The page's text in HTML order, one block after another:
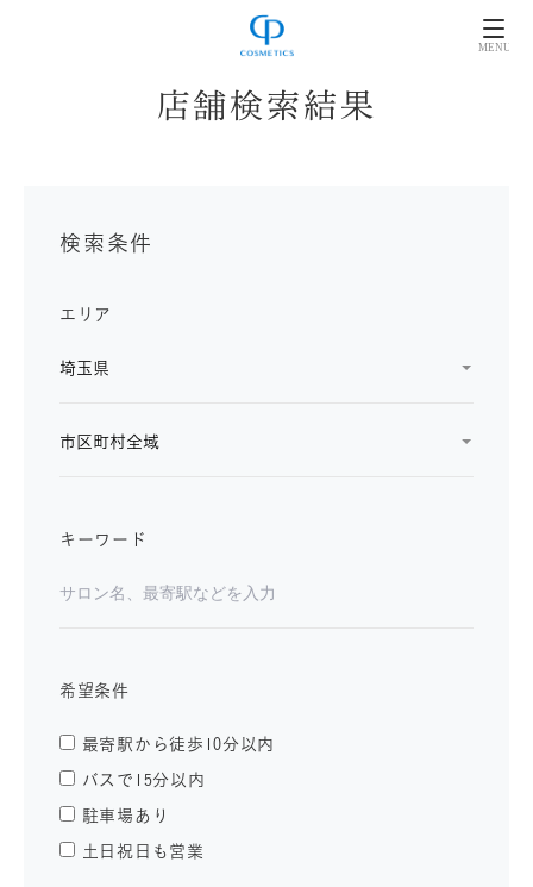
店舗検索結果
検索条件
エリア
キーワード
希望条件
最寄駅から徒歩10分以内
バスで15分以内
駐車場あり
土日祝日も営業